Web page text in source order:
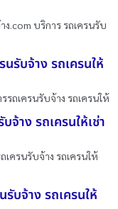
ง.com บริการ รถเครนรับ
นรับจ้าง รถเครนให้
รถเครนรับจ้าง รถเครนให้
จ้าง รถเครนให้เช่า
เครนรับจ้าง รถเครนให้
บจ้าง รถเครนให้